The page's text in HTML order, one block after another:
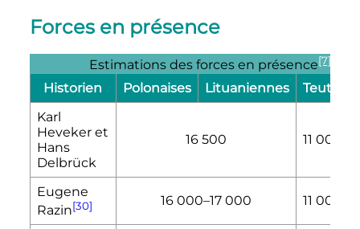
Forces en présence
Estimations des forces en présence[7]
Historien Polonaises Lituaniennes
Karl
Heveker et
Hans
Delbrück
16 500 11 000
Eugene
Razin[30] 16 000–17 000 11 000